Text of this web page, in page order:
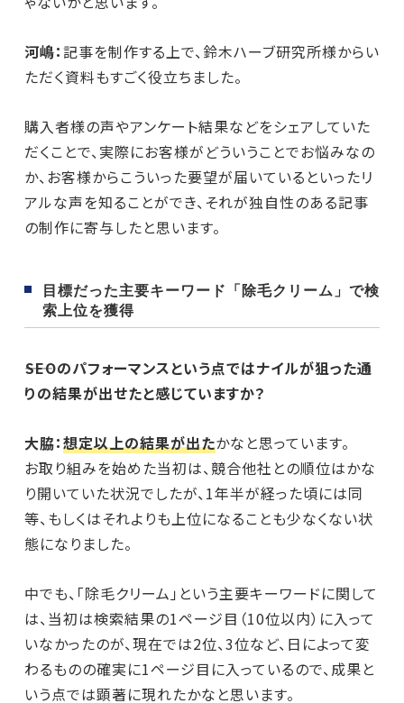
河嶋：記事を制作する上で、鈴木ハーブ研究所様からい
ただく資料もすごく役立ちました。
購入者様の声やアンケート結果などをシェアしていた
だくことで、実際にお客様がどういうことでお悩みなの
か、お客様からこういった要望が届いているといったリ
アルな声を知ることができ、それが独自性のある記事
の制作に寄与したと思います。
目標だった主要キーワード「除毛クリーム」で検
索上位を獲得
――SEOのパフォーマンスという点ではナイルが狙った通
りの結果が出せたと感じていますか？
大脇：想定以上の結果が出たかなと思っています。
お取り組みを始めた当初は、競合他社との順位はかな
り開いていた状況でしたが、1年半が経った頃には同
等、もしくはそれよりも上位になることも少なくない状
態になりました。
中でも、「除毛クリーム」という主要キーワードに関して
は、当初は検索結果の1ページ目（10位以内）に入って
いなかったのが、現在では2位、3位など、日によって変
わるものの確実に1ページ目に入っているので、成果と
いう点では顕著に現れたかなと思います。